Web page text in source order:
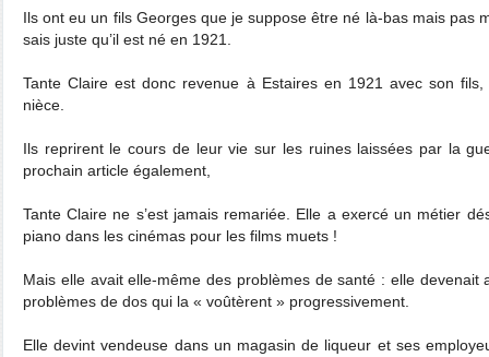
Ils ont eu un fils Georges que je suppose être né là-bas mais pas
sais juste qu’il est né en 1921.
Tante Claire est donc revenue à Estaires en 1921 avec son
nièce.
Ils reprirent le cours de leur vie sur les ruines laissées par la
prochain article également,
Tante Claire ne s’est jamais remariée. Elle a exercé un métier
piano dans les cinémas pour les films muets !
Mais elle avait elle-même des problèmes de santé : elle devenait
problèmes de dos qui la « voûtèrent » progressivement.
Elle devint vendeuse dans un magasin de liqueur et ses